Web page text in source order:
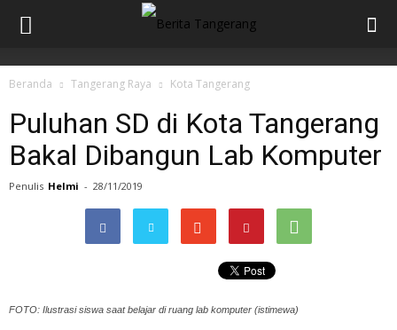
Beranda Tangerang Raya Kota Tangerang
Puluhan SD di Kota Tangerang
Bakal Dibangun Lab Komputer
Penulis Helmi - 28/11/2019
FOTO: Ilustrasi siswa saat belajar di ruang lab komputer (istimewa)